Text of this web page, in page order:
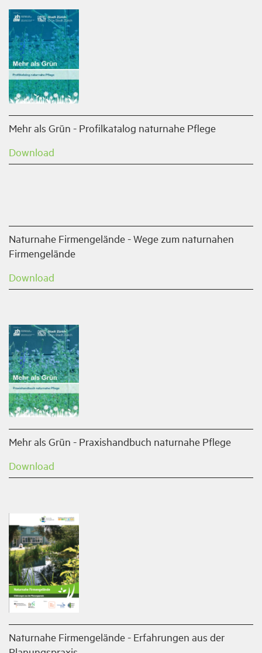
Mehr als Grün - Profilkatalog naturnahe Pflege
Download
Naturnahe Firmengelände - Wege zum naturnahen
Firmengelände
Download
Mehr als Grün - Praxishandbuch naturnahe Pflege
Download
Naturnahe Firmengelände - Erfahrungen aus der